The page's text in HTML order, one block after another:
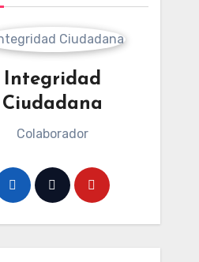
Integridad
Ciudadana
Colaborador